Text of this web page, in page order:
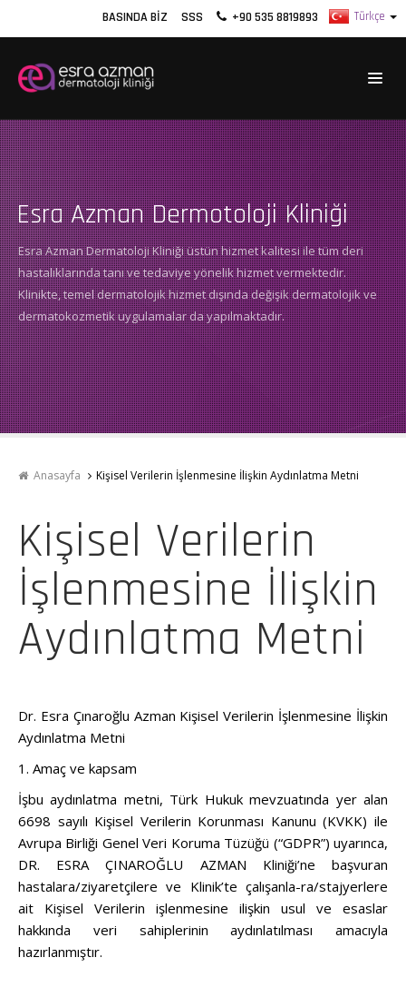
BASINDA BIZ SSS +90 535 8819893
Esra Azman Dermotoloji Kliniği
Esra Azman Dermatoloji Kliniği üstün hizmet kalitesi ile tüm deri
hastalıklarında tanı ve tedaviye yönelik hizmet vermektedir.
Klinikte, temel dermatolojik hizmet dışında değişik dermatolojik ve
dermatokozmetik uygulamalar da yapılmaktadır.
Anasayfa Kişisel Verilerin İşlenmesine İlişkin Aydınlatma Metni
Kişisel Verilerin
İşlenmesine İlişkin
Aydınlatma Metni
Dr. Esra Çınaroğlu Azman Kişisel Verilerin İşlenmesine İlişkin
Aydınlatma Metni
1. Amaç ve kapsam
İşbu aydınlatma metni, Türk Hukuk mevzuatında yer alan
6698 sayılı Kişisel Verilerin Korunması Kanunu (KVKK) ile
Avrupa Birliği Genel Veri Koruma Tüzüğü (“GDPR”) uyarınca,
DR. ESRA ÇINAROĞLU AZMAN Kliniği’ne başvuran
hastalara/ziyaretçilere ve Klinik’te çalışanla-ra/stajyerlere
ait Kişisel Verilerin işlenmesine ilişkin usul ve esaslar
hakkında veri sahiplerinin aydınlatılması amacıyla
hazırlanmıştır.